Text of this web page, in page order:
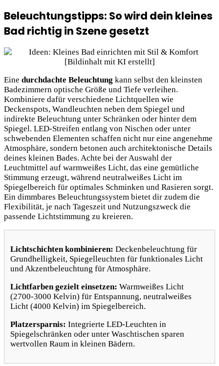
Beleuchtungstipps: So wird dein kleines
Bad richtig in Szene gesetzt
Eine durchdachte Beleuchtung kann selbst den kleinsten
Badezimmern optische Größe und Tiefe verleihen.
Kombiniere dafür verschiedene Lichtquellen wie
Deckenspots, Wandleuchten neben dem Spiegel und
indirekte Beleuchtung unter Schränken oder hinter dem
Spiegel. LED-Streifen entlang von Nischen oder unter
schwebenden Elementen schaffen nicht nur eine angenehme
Atmosphäre, sondern betonen auch architektonische Details
deines kleinen Bades. Achte bei der Auswahl der
Leuchtmittel auf warmweißes Licht, das eine gemütliche
Stimmung erzeugt, während neutralweißes Licht im
Spiegelbereich für optimales Schminken und Rasieren sorgt.
Ein dimmbares Beleuchtungssystem bietet dir zudem die
Flexibilität, je nach Tageszeit und Nutzungszweck die
passende Lichtstimmung zu kreieren.
Lichtschichten kombinieren: Deckenbeleuchtung für
Grundhelligkeit, Spiegelleuchten für funktionales Licht
und Akzentbeleuchtung für Atmosphäre.
Lichtfarben gezielt einsetzen: Warmweißes Licht
(2700-3000 Kelvin) für Entspannung, neutralweißes
Licht (4000 Kelvin) im Spiegelbereich.
Platzersparnis: Integrierte LED-Leuchten in
Spiegelschränken oder unter Waschtischen sparen
wertvollen Raum in kleinen Bädern.